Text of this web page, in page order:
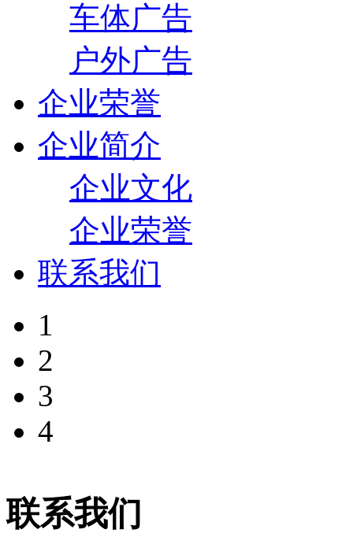
车体广告
户外广告
企业荣誉
企业简介
企业文化
企业荣誉
联系我们
1
2
3
4
联系我们